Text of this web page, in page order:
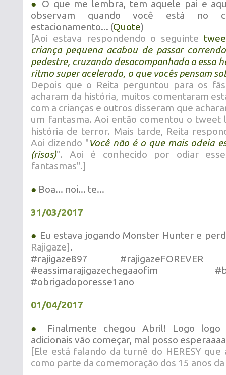
● O que me lembra, tem aquele pai e
observam quando você está no
estacionamento... (Quote)
[Aoi estava respondendo o seguinte
criança pequena acabou de passar
pedestre, cruzando desacompanhada a essa
ritmo super acelerado, o que vocês pensam
Depois que o Reita perguntou para os
acharam da história, muitos comentaram
com a crianças e outros disseram que
um fantasma. Aoi então comentou o tweet
história de terror. Mais tarde, Reita
Aoi dizendo "Você não é o que mais odeia
(risos)". Aoi é conhecido por odiar
fantasmas".]
● Boa... noi... te...
31/03/2017
● Eu estava jogando Monster Hunter e
Rajigaze] .
#rajigaze897 #rajigazeFOREVER
#eassimarajigazechegaaofim
#obrigadoporesse1ano
01/04/2017
●
Finalmente chegou Abril! Logo logo
adicionais vão começar, mal posso
[Ele está falando da turnê do HERESY
como parte da comemoração dos 15 anos